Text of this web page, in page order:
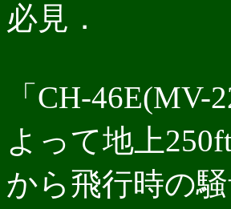
必見．
「CH-
よって地上
から飛行時の